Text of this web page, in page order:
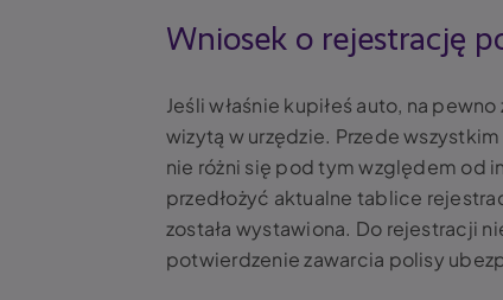
Wniosek o rejestrację
Jeśli właśnie kupiłeś auto, na
wizytą w urzędzie. Przede
nie różni się pod tym względem od
przedłożyć aktualne tablice
została wystawiona. Do rejestracji
potwierdzenie zawarcia polisy